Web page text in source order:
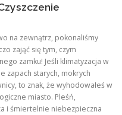
na zewnątrz, pokonaliśmy
zająć się tym, czym
zamku! Jeśli klimatyzacja w
zapach starych, mokrych
to znak, że wyhodowałeś w
miasto. Pleśń,
i śmiertelnie niebezpieczna